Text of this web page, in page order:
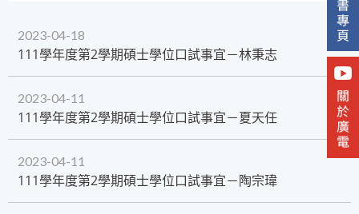
2023-04-18
111學年度第2學期碩士學位口試事宜－林秉志
2023-04-11
​111學年度第2學期碩士學位口試事宜－夏天任
2023-04-11
111學年度第2學期碩士學位口試事宜－陶宗瑋